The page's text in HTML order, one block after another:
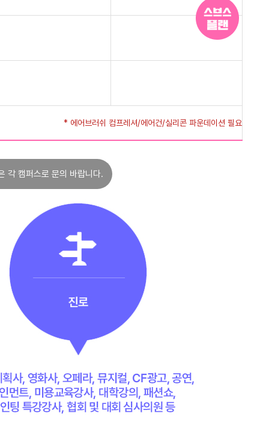
* 에어브러쉬 컴프레셔/에어건/실리콘 파운데이션 필요
각 캠퍼스로 문의 바랍니다.